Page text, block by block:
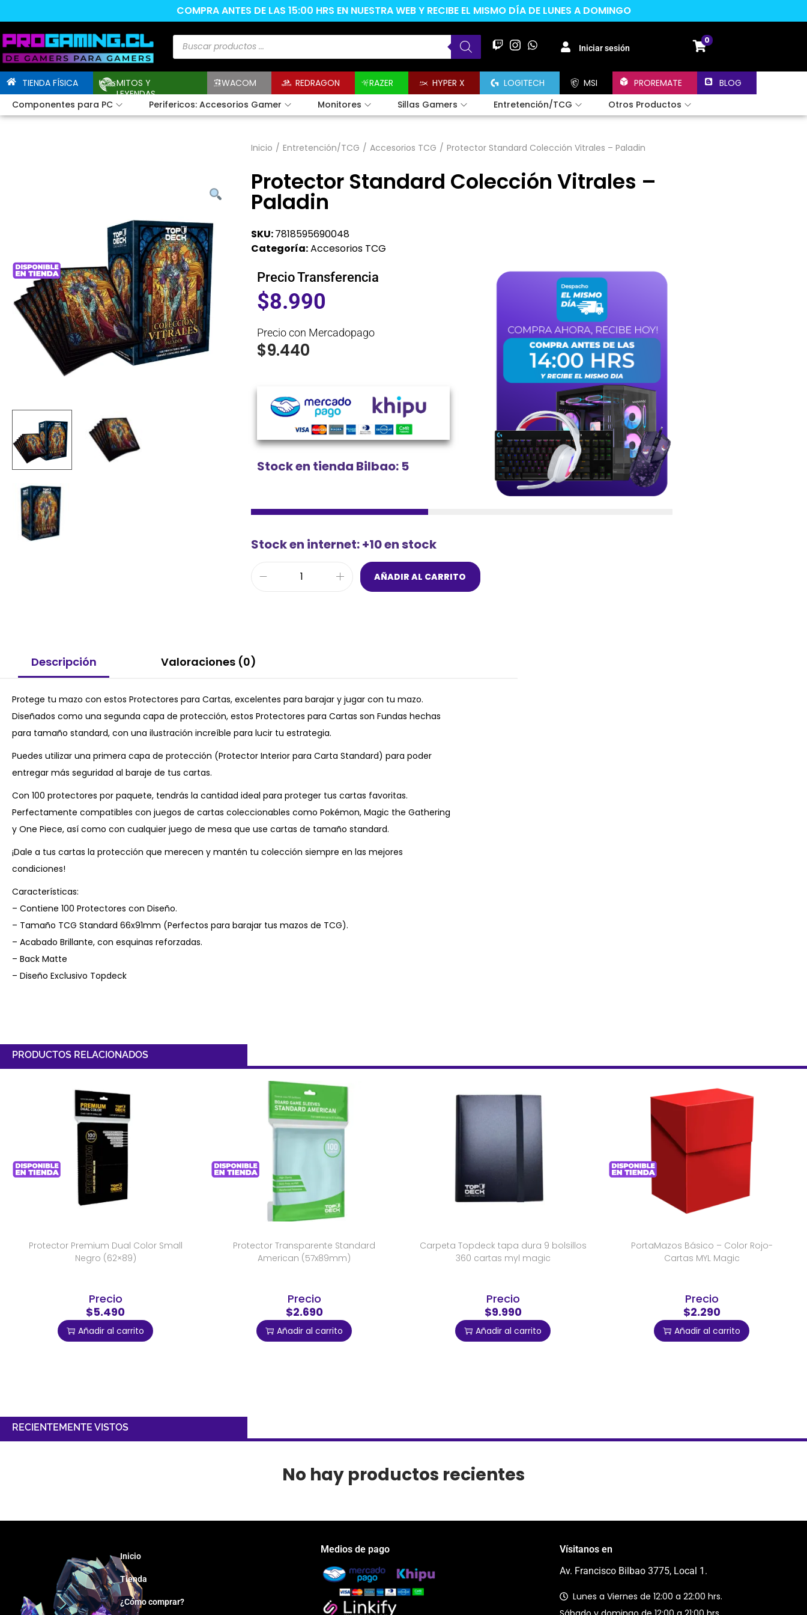
COMPRA ANTES DE LAS 15:00 HRS EN NUESTRA WEB Y RECIBE EL MISMO DÍA DE LUNES A DOMINGO
Iniciar sesión
0
TIENDA FÍSICA
MITOS Y
LEYENDAS
WACOM REDRAGON RAZER HYPER X LOGITECH MSI PROREMATE
BLOG
Componentes para PC
Perifericos: Accesorios Gamer Monitores Sillas Gamers Entretención/TCG Otros Productos
Inicio / Entretención/TCG / Accesorios TCG / Protector Standard Colección Vitrales – Paladin
Protector Standard Colección Vitrales –
Paladin
SKU:7818595690048
Categoría:Accesorios TCG
Precio Transferencia
$8.990
Precio con Mercadopago
$9.440
Stock en tienda Bilbao: 5
Stock en internet: +10 en stock
AÑADIR AL CARRITO
Descripción Valoraciones (0)
Protege tu mazo con estos Protectores para Cartas, excelentes para barajar y jugar con tu mazo.
Diseñados como una segunda capa de protección, estos Protectores para Cartas son Fundas hechas
para tamaño standard, con una ilustración increíble para lucir tu estrategia.
Puedes utilizar una primera capa de protección (Protector Interior para Carta Standard) para poder
entregar más seguridad al baraje de tus cartas.
Con 100 protectores por paquete, tendrás la cantidad ideal para proteger tus cartas favoritas.
Perfectamente compatibles con juegos de cartas coleccionables como Pokémon, Magic the Gathering
y One Piece, así como con cualquier juego de mesa que use cartas de tamaño standard.
¡Dale a tus cartas la protección que merecen y mantén tu colección siempre en las mejores
condiciones!
Características:
– Contiene 100 Protectores con Diseño.
– Tamaño TCG Standard 66x91mm (Perfectos para barajar tus mazos de TCG).
– Acabado Brillante, con esquinas reforzadas.
– Back Matte
– Diseño Exclusivo Topdeck
PRODUCTOS RELACIONADOS
Protector Premium Dual Color Small
Negro (62×89)
Precio
$5.490
Añadir al carrito
Protector Transparente Standard
American (57x89mm)
Precio
$2.690
Añadir al carrito
Carpeta Topdeck tapa dura 9 bolsillos
360 cartas myl magic
Precio
$9.990
Añadir al carrito
PortaMazos Básico – Color Rojo-
Cartas MYL Magic
Precio
$2.290
Añadir al carrito
RECIENTEMENTE VISTOS
No hay productos recientes
Inicio
Tienda
¿Cómo comprar?
Medios de pago
Vísitanos en
Av. Francisco Bilbao 3775, Local 1.
Lunes a Viernes de 12:00 a 22:00 hrs.